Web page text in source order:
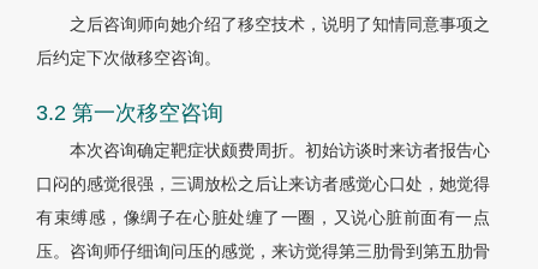
之后咨询师向她介绍了移空技术，说明了知情同意事项之
后约定下次做移空咨询。
3.2 第一次移空咨询
本次咨询确定靶症状颇费周折。初始访谈时来访者报告心
口闷的感觉很强，三调放松之后让来访者感觉心口处，她觉得
有束缚感，像绸子在心脏处缠了一圈，又说心脏前面有一点
压。咨询师仔细询问压的感觉，来访觉得第三肋骨到第五肋骨